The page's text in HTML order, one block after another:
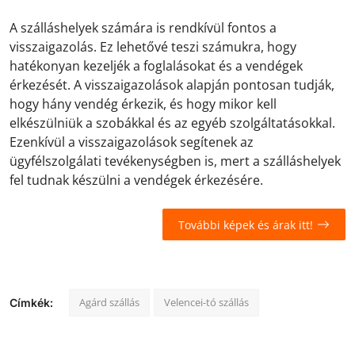
A szálláshelyek számára is rendkívül fontos a
visszaigazolás. Ez lehetővé teszi számukra, hogy
hatékonyan kezeljék a foglalásokat és a vendégek
érkezését. A visszaigazolások alapján pontosan tudják,
hogy hány vendég érkezik, és hogy mikor kell
elkészülniük a szobákkal és az egyéb szolgáltatásokkal.
Ezenkívül a visszaigazolások segítenek az
ügyfélszolgálati tevékenységben is, mert a szálláshelyek
fel tudnak készülni a vendégek érkezésére.
További képek és árak itt!
Címkék: Agárd szállás Velencei-tó szállás